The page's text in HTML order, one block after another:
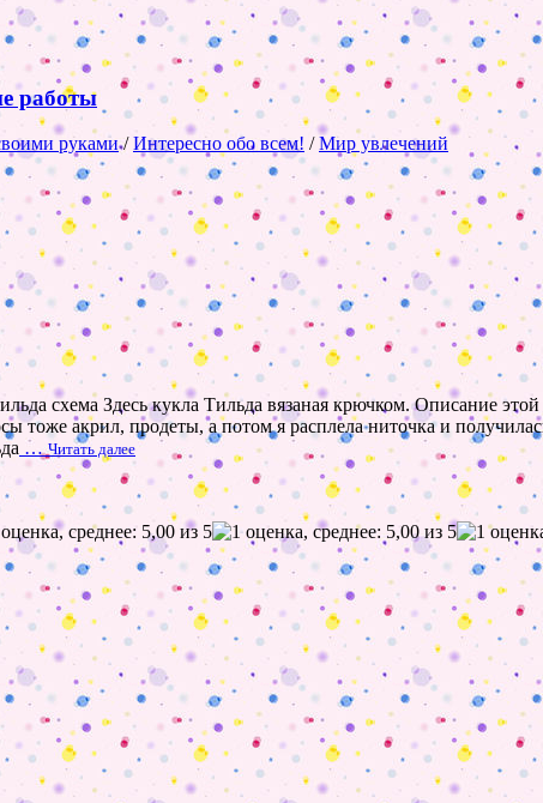
работы
руками/Интересно обо всем! /Мир увлечений
схема Здесь кукла Тильда вязаная крючком. Описание
тоже акрил, продеты, а потом я расплела ниточка и
…Читать далее